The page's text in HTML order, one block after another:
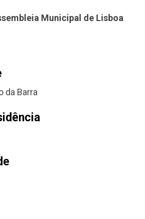
Municipal de Lisboa
da Barra